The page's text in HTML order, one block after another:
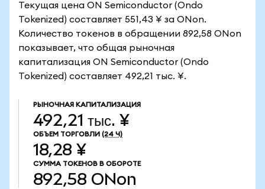
Текущая цена ON Semiconductor (Ondo
Tokenized) составляет 551,43 ¥ за ONon.
Количество токенов в обращении 892,58 ONon
показывает, что общая рыночная
капитализация ON Semiconductor (Ondo
Tokenized) составляет 492,21 тыс. ¥.
РЫНОЧНАЯ КАПИТАЛИЗАЦИЯ
492,21 тыс. ¥
ОБЪЕМ ТОРГОВЛИ (24 Ч)
18,28 ¥
СУММА ТОКЕНОВ В ОБОРОТЕ
892,58 ONon